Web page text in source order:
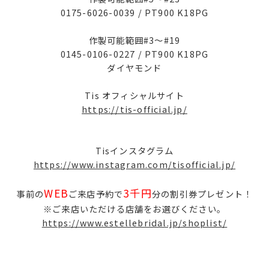
0175-6026-0039 / PT900 K18PG
作製可能範囲#3～#19
0145-0106-0227 / PT900 K18PG
ダイヤモンド
Tis オフィシャルサイト
https://tis-official.jp/
Tisインスタグラム
https://www.instagram.com/tisofficial.jp/
事前のWEBご来店予約で3千円分の割引券プレゼント！
※ご来店いただける店舗をお選びください。
https://www.estellebridal.jp/shoplist/